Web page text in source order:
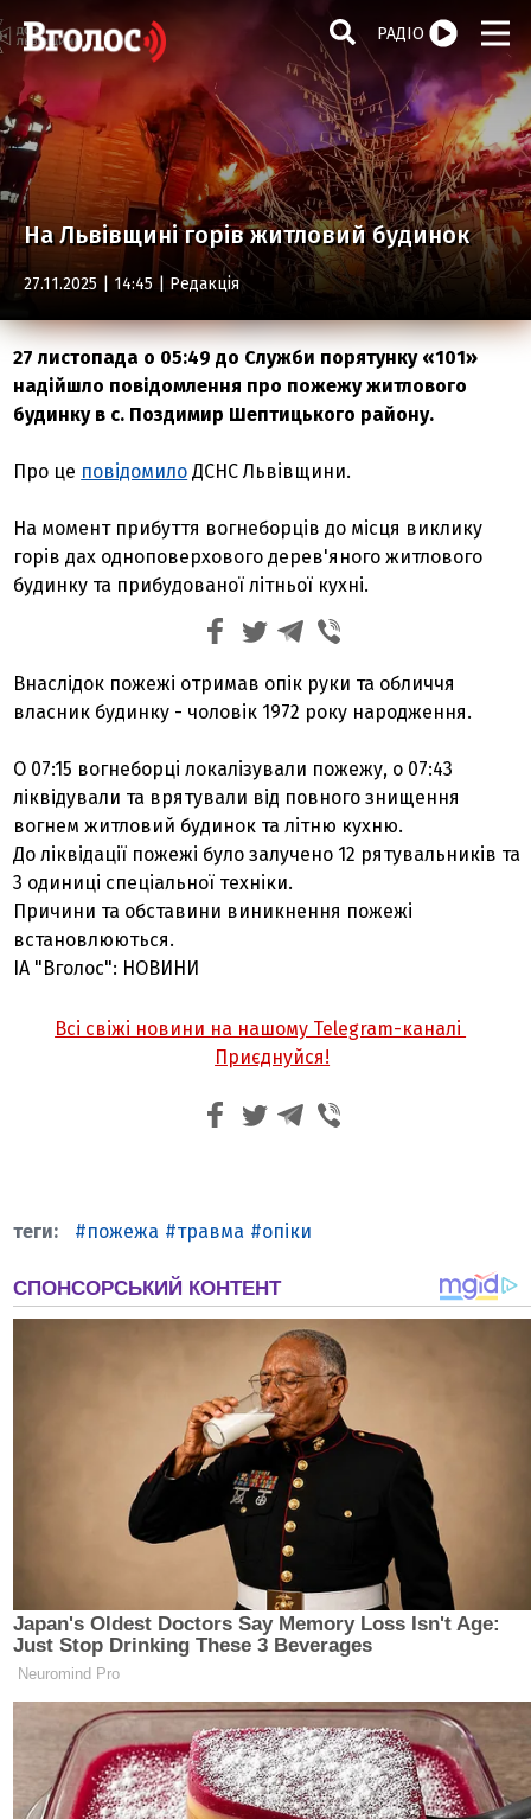
РАДІО
На Львівщині горів житловий будинок
27.11.2025 | 14:45 | Редакція
27 листопада о 05:49 до Служби порятунку «101»
надійшло повідомлення про пожежу житлового
будинку в с. Поздимир Шептицького району.
Про це повідомило ДСНС Львівщини.
На момент прибуття вогнеборців до місця виклику
горів дах одноповерхового дерев'яного житлового
будинку та прибудованої літньої кухні.
Внаслідок пожежі отримав опік руки та обличчя
власник будинку - чоловік 1972 року народження.
О 07:15 вогнеборці локалізували пожежу, о 07:43
ліквідували та врятували від повного знищення
вогнем житловий будинок та літню кухню.
До ліквідації пожежі було залучено 12 рятувальників та
3 одиниці спеціальної техніки.
Причини та обставини виникнення пожежі
встановлюються.
ІА "Вголос": НОВИНИ
Всі свіжі новини на нашому Telegram-каналі
Приєднуйся!
пожежа травма опіки